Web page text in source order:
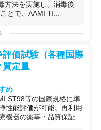
型電池をドライルーム内
不良箇所を検証できる国
レベルの技術研修プログ
製から充放電評価までを
できる研修を岡山工場
学と実技を組み合わせた
現場ベースで電池製造を
環境を提供
ロジェクト
の残存微生物数を定量
とで、消毒性能を客観的
計画の立案段階から相談
まで含めて伴走
る洗浄評価試験・滅菌
同一ラボ内で実施可能。
な試験・解析内容
TIR12等に準拠した医療
評価試験
方法を実施し、消毒後
とで、AAMI TI...
評価試験（各種国際
質定量
め
ST98等の国際規格に準
性能評価が可能。再利用
機器の薬事・品質保証文